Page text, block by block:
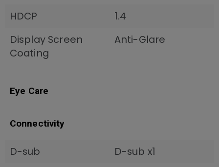
HDCP
1.4
Display Screen
Coating
Anti-Glare
Eye Care
Connectivity
D-sub
D-sub x1